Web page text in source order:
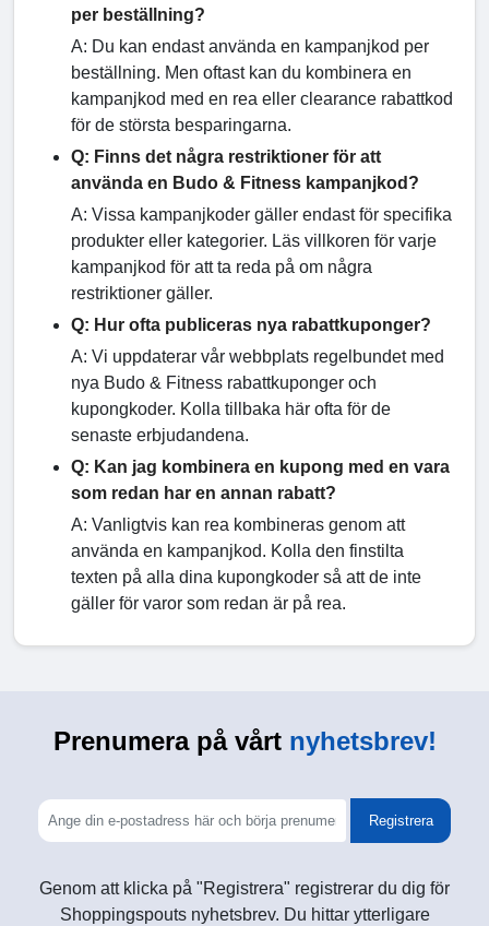
per beställning?
A: Du kan endast använda en kampanjkod per
beställning. Men oftast kan du kombinera en
kampanjkod med en rea eller clearance rabattkod
för de största besparingarna.
Q: Finns det några restriktioner för att
använda en Budo & Fitness kampanjkod?
A: Vissa kampanjkoder gäller endast för specifika
produkter eller kategorier. Läs villkoren för varje
kampanjkod för att ta reda på om några
restriktioner gäller.
Q: Hur ofta publiceras nya rabattkuponger?
A: Vi uppdaterar vår webbplats regelbundet med
nya Budo & Fitness rabattkuponger och
kupongkoder. Kolla tillbaka här ofta för de
senaste erbjudandena.
Q: Kan jag kombinera en kupong med en vara
som redan har en annan rabatt?
A: Vanligtvis kan rea kombineras genom att
använda en kampanjkod. Kolla den finstilta
texten på alla dina kupongkoder så att de inte
gäller för varor som redan är på rea.
Prenumera på vårtnyhetsbrev!
Registrera
Genom att klicka på "Registrera" registrerar du dig för
Shoppingspouts nyhetsbrev. Du hittar ytterligare